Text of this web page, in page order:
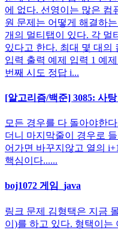
에 없다. 선영이는 많은 컴
원 문제는 어떻게 해결하
개의 멀티탭이 있다. 각 멀
있다고 한다. 최대 몇 대의
입력 출력 예제 입력 1 예
번째 시도 정답 i...
[알고리즘/백준] 3085: 사
모든 경우를 다 돌아야한
더니 마지막줄이 경우로
어가면 바꾸지않고 열의
핵심이다......
boj1072 게임_java
링크 문제 김형택은 지금
이)를 하고 있다. 형택이는